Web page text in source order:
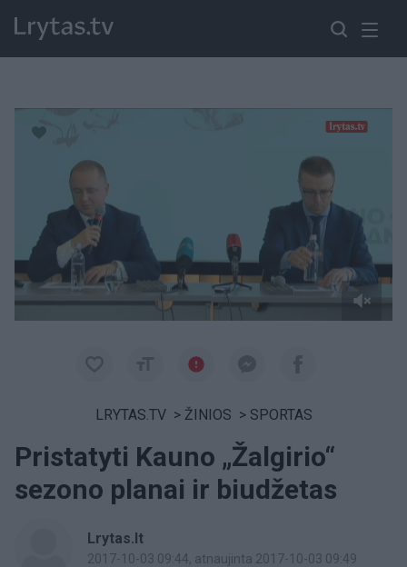
LRYTAS.TV > ŽINIOS > SPORTAS
Pristatyti Kauno „Žalgirio“
sezono planai ir biudžetas
Lrytas.lt
2017-10-03 09:44, atnaujinta 2017-10-03 09:49